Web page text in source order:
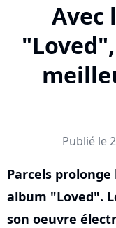
Avec
Publié le
Parcels
album "Loved".
son oeuvre